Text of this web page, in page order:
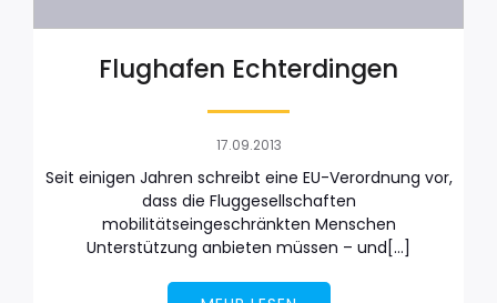
Flughafen Echterdingen
17.09.2013
Seit einigen Jahren schreibt eine EU-Verordnung vor,
dass die Fluggesellschaften
mobilitätseingeschränkten Menschen
Unterstützung anbieten müssen – und[…]